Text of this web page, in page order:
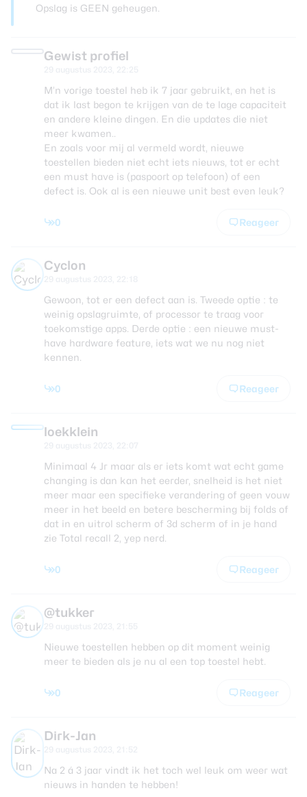
Opslag is GEEN geheugen.
Gewist profiel
M’n vorige toestel heb ik 7 jaar gebruikt, en het is
dat ik last begon te krijgen van de te lage capaciteit
en andere kleine dingen. En die updates die niet
meer kwamen..
En zoals voor mij al vermeld wordt, nieuwe
toestellen bieden niet echt iets nieuws, tot er echt
een must have is (paspoort op telefoon) of een
defect is. Ook al is een nieuwe unit best even leuk?
0 Reageer
Cyclon
Gewoon, tot er een defect aan is. Tweede optie : te
weinig opslagruimte, of processor te traag voor
toekomstige apps. Derde optie : een nieuwe must-
have hardware feature, iets wat we nu nog niet
kennen.
0 Reageer
loekklein
Minimaal 4 Jr maar als er iets komt wat echt game
changing is dan kan het eerder, snelheid is het niet
meer maar een specifieke verandering of geen vouw
meer in het beeld en betere bescherming bij folds of
dat in en uitrol scherm of 3d scherm of in je hand
zie Total recall 2, yep nerd.
0 Reageer
@tukker
Nieuwe toestellen hebben op dit moment weinig
meer te bieden als je nu al een top toestel hebt.
0 Reageer
Dirk-Jan
Na 2 á 3 jaar vindt ik het toch wel leuk om weer wat
nieuws in handen te hebben!